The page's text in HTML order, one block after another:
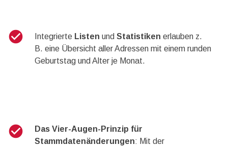
check_circle Integrierte ListenundStatistikenerlauben z.
B. eine Übersicht aller Adressen mit einem runden
Geburtstag und Alter je Monat.
check_circle
Das Vier-Augen-Prinzip für
Stammdatenänderungen: Mit der